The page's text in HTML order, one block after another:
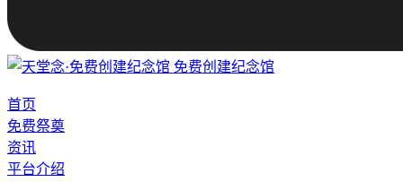
免费创建纪念馆
首页
免费祭奠
资讯
平台介绍